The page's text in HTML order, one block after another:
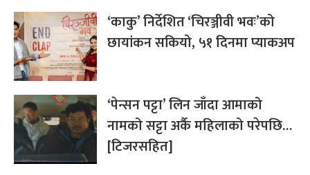
‘काकु’ निर्देशित ‘चिरञ्जीवी भवः’को
छायांकन सकियो, ५१ दिनमा प्याकअप
‘पेन्सन पट्टा’ लिन जाँदा आमाको
नामको सट्टा अर्कै महिलाको परेपछि…
[टिजरसहित]